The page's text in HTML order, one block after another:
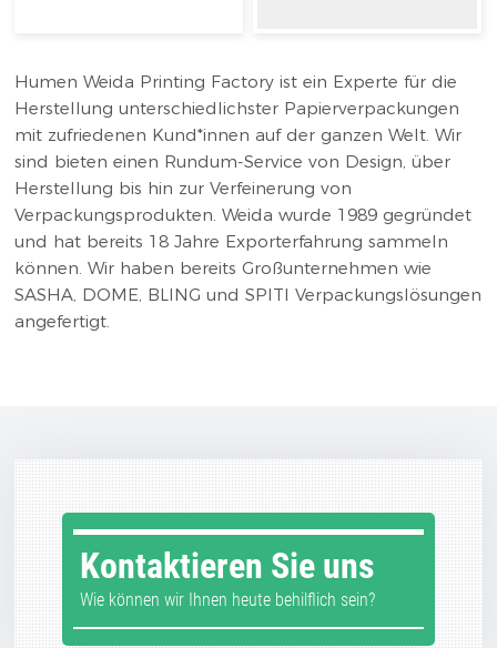
Humen Weida Printing Factory ist ein Experte für die
Herstellung unterschiedlichster Papierverpackungen
mit zufriedenen Kund*innen auf der ganzen Welt. Wir
sind bieten einen Rundum-Service von Design, über
Herstellung bis hin zur Verfeinerung von
Verpackungsprodukten. Weida wurde 1989 gegründet
und hat bereits 18 Jahre Exporterfahrung sammeln
können. Wir haben bereits Großunternehmen wie
SASHA, DOME, BLING und SPITI Verpackungslösungen
angefertigt.
Kontaktieren Sie uns
Wie können wir Ihnen heute behilflich sein?